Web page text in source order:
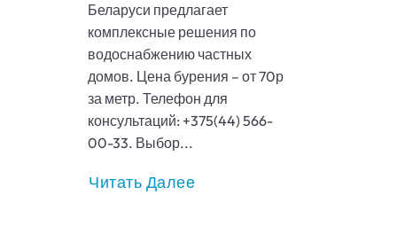
Беларуси предлагает
комплексные решения по
водоснабжению частных
домов. Цена бурения – от 70р
за метр. Телефон для
консультаций: +375(44) 566-
00-33. Выбор...
Читать Далее